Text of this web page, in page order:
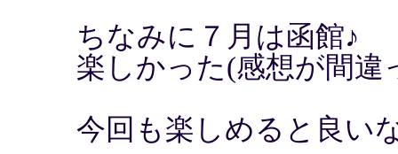
ちなみに７月は函館♪
楽しかった(感想が間
今回も楽しめると良い